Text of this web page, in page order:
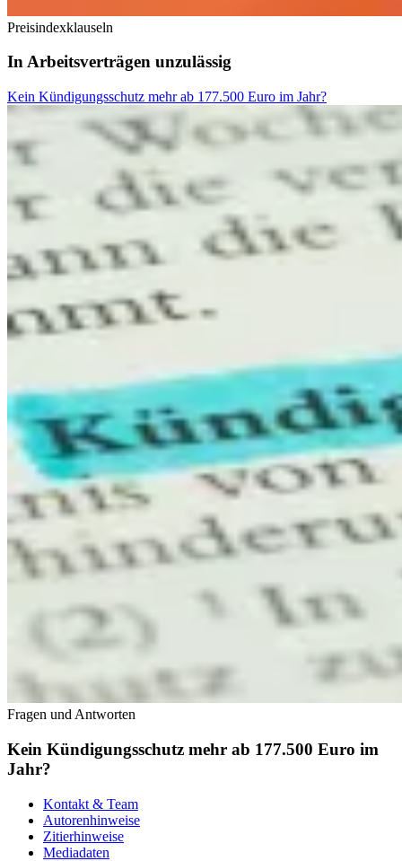
Preisindexklauseln
In Arbeitsverträgen unzulässig
Kein Kündigungsschutz mehr ab 177.500 Euro im Jahr?
Fragen und Antworten
Kein Kündigungsschutz mehr ab 177.500 Euro im
Jahr?
Kontakt & Team
Autorenhinweise
Zitierhinweise
Mediadaten